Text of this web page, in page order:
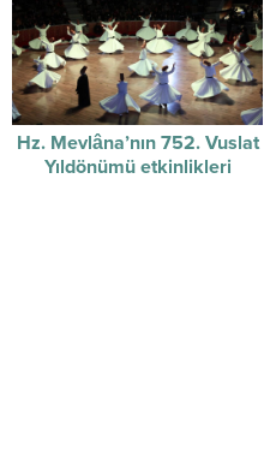
Hz. Mevlâna’nın 752. Vuslat
Yıldönümü etkinlikleri